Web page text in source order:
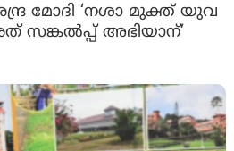
മോദി ‘നശാ മുക്ത് യുവ
സങ്കൽപ്പ് അഭിയാന്’